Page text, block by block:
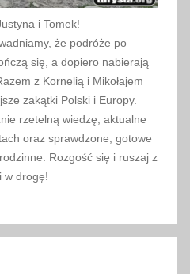
i Tomek!
że podróże po
się, a dopiero nabierają
z Kornelią i Mikołajem
zakątki Polski i Europy.
rzetelną wiedzę, aktualne
oraz sprawdzone, gotowe
Rozgość się i ruszaj z
w drogę!